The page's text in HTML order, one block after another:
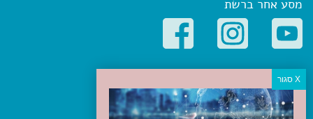
מסע אחר ברשת
קטגוריות פופולריות
יעדים
טיולים בישראל